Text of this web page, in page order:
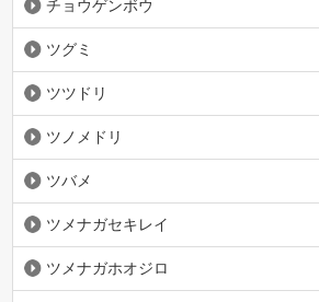
チョウゲンボウ
ツグミ
ツツドリ
ツノメドリ
ツバメ
ツメナガセキレイ
ツメナガホオジロ